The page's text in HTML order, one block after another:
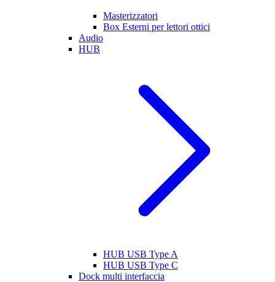
Masterizzatori
Box Esterni per lettori ottici
Audio
HUB
HUB USB Type A
HUB USB Type C
Dock multi interfaccia